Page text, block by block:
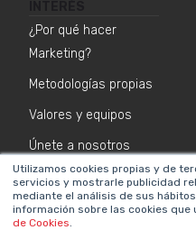
Utilizamos cookies propias y de
servicios y mostrarle publicidad
mediante el análisis de sus
información sobre las cookies
de Cookies.
¿Por qué hacer
Marketing?
Metodologías propias
Valores y equipos
Únete a nosotros
Sala de prensa
Contacta